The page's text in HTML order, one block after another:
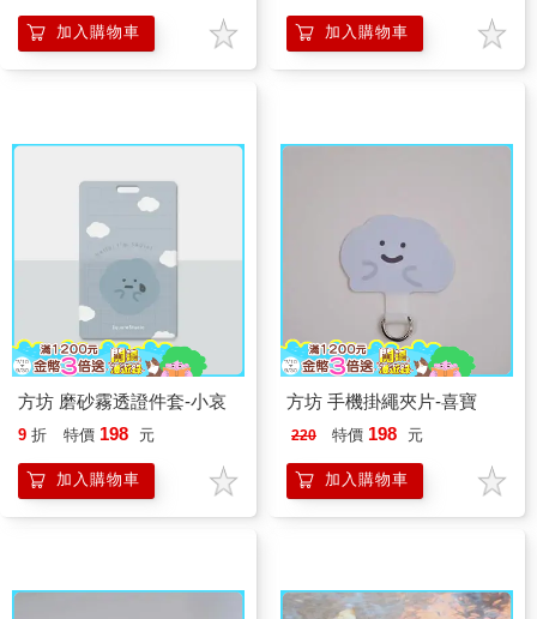
加入購物車 加入購物車
方坊 磨砂霧透證件套-小哀
9 折 特價 198 元
加入購物車
方坊 手機掛繩夾片-喜寶
220 特價 198 元
加入購物車